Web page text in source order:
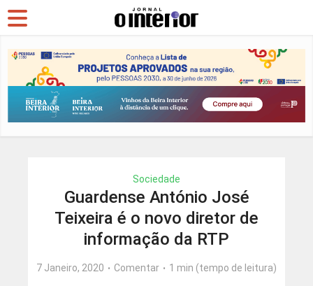
Sociedade
Guardense António José
Teixeira é o novo diretor de
informação da RTP
7 Janeiro, 2020 Comentar 1 min (tempo de leitura)